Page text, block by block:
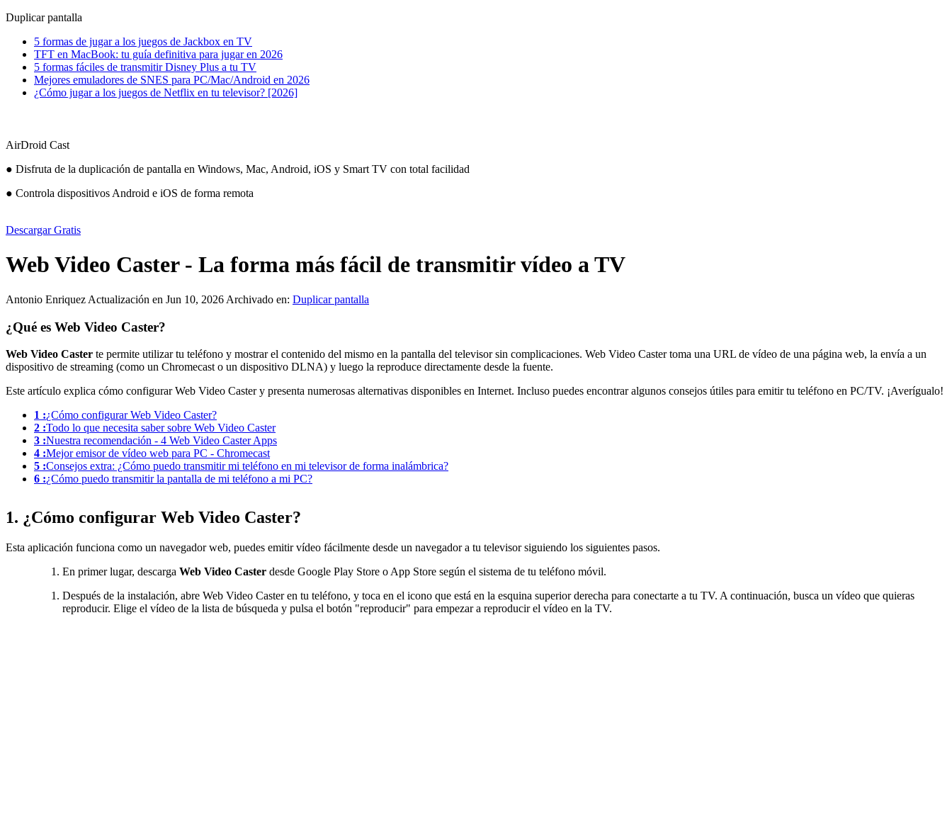
Duplicar pantalla
5 formas de jugar a los juegos de Jackbox en TV
TFT en MacBook: tu guía definitiva para jugar en 2026
5 formas fáciles de transmitir Disney Plus a tu TV
Mejores emuladores de SNES para PC/Mac/Android en 2026
¿Cómo jugar a los juegos de Netflix en tu televisor? [2026]
AirDroid Cast
● Disfruta de la duplicación de pantalla en Windows, Mac, Android, iOS y Smart TV con total facilidad
● Controla dispositivos Android e iOS de forma remota
Descargar Gratis
Web Video Caster - La forma más fácil de transmitir vídeo a TV
Antonio Enriquez Actualización en Jun 10, 2026 Archivado en: Duplicar pantalla
¿Qué es Web Video Caster?
Web Video Caster te permite utilizar tu teléfono y mostrar el contenido del mismo en la pantalla del televisor sin complicaciones. Web Video Caster toma una URL de vídeo de una página web, la envía a un
dispositivo de streaming (como un Chromecast o un dispositivo DLNA) y luego la reproduce directamente desde la fuente.
Este artículo explica cómo configurar Web Video Caster y presenta numerosas alternativas disponibles en Internet. Incluso puedes encontrar algunos consejos útiles para emitir tu teléfono en PC/TV. ¡Averígualo!
1 :¿Cómo configurar Web Video Caster?
2 :Todo lo que necesita saber sobre Web Video Caster
3 :Nuestra recomendación - 4 Web Video Caster Apps
4 :Mejor emisor de vídeo web para PC - Chromecast
5 :Consejos extra: ¿Cómo puedo transmitir mi teléfono en mi televisor de forma inalámbrica?
6 :¿Cómo puedo transmitir la pantalla de mi teléfono a mi PC?
1. ¿Cómo configurar Web Video Caster?
Esta aplicación funciona como un navegador web, puedes emitir vídeo fácilmente desde un navegador a tu televisor siguiendo los siguientes pasos.
En primer lugar, descarga Web Video Caster desde Google Play Store o App Store según el sistema de tu teléfono móvil.
Después de la instalación, abre Web Video Caster en tu teléfono, y toca en el icono que está en la esquina superior derecha para conectarte a tu TV. A continuación, busca un vídeo que quieras
reproducir. Elige el vídeo de la lista de búsqueda y pulsa el botón "reproducir" para empezar a reproducir el vídeo en la TV.